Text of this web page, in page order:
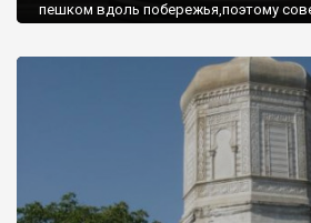
пешком вдоль побережья,поэтому